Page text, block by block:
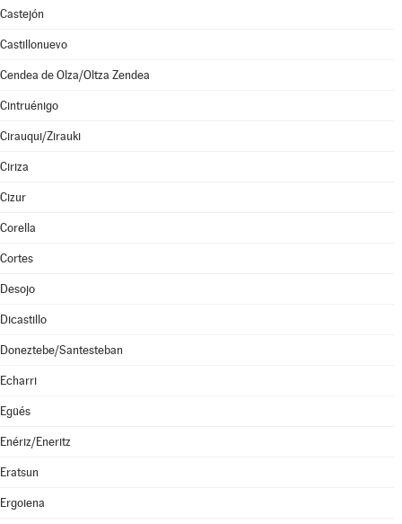
Castejón
Castillonuevo
Cendea de Olza/Oltza Zendea
Cintruénigo
Cirauqui/Zirauki
Ciriza
Cizur
Corella
Cortes
Desojo
Dicastillo
Doneztebe/Santesteban
Echarri
Egüés
Enériz/Eneritz
Eratsun
Ergoiena